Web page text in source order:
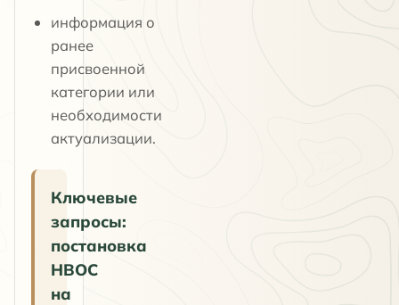
информация о
ранее
присвоенной
категории или
необходимости
актуализации.
Ключевые
запросы:
постановка
НВОС
на